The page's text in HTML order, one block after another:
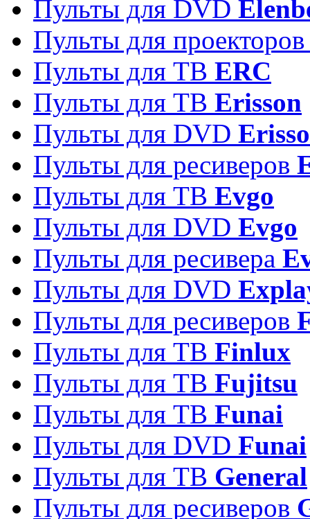
Пульты для DVD
Пульты для
Пульты для ТВ ERC
Пульты для ТВ Erisson
Пульты для DVD
Пульты для ресиверов
Пульты для ТВ Evgo
Пульты для DVD Evgo
Пульты для ресивера
Пульты для DVD
Пульты для ресиверов
Пульты для ТВ Finlux
Пульты для ТВ Fujitsu
Пульты для ТВ Funai
Пульты для DVD Funai
Пульты для ТВ General
Пульты для ресиверов